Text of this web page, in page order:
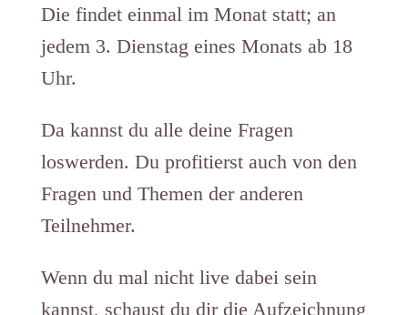
Die findet einmal im Monat statt; an
jedem 3. Dienstag eines Monats ab 18
Uhr.
Da kannst du alle deine Fragen
loswerden. Du profitierst auch von den
Fragen und Themen der anderen
Teilnehmer.
Wenn du mal nicht live dabei sein
kannst, schaust du dir die Aufzeichnung